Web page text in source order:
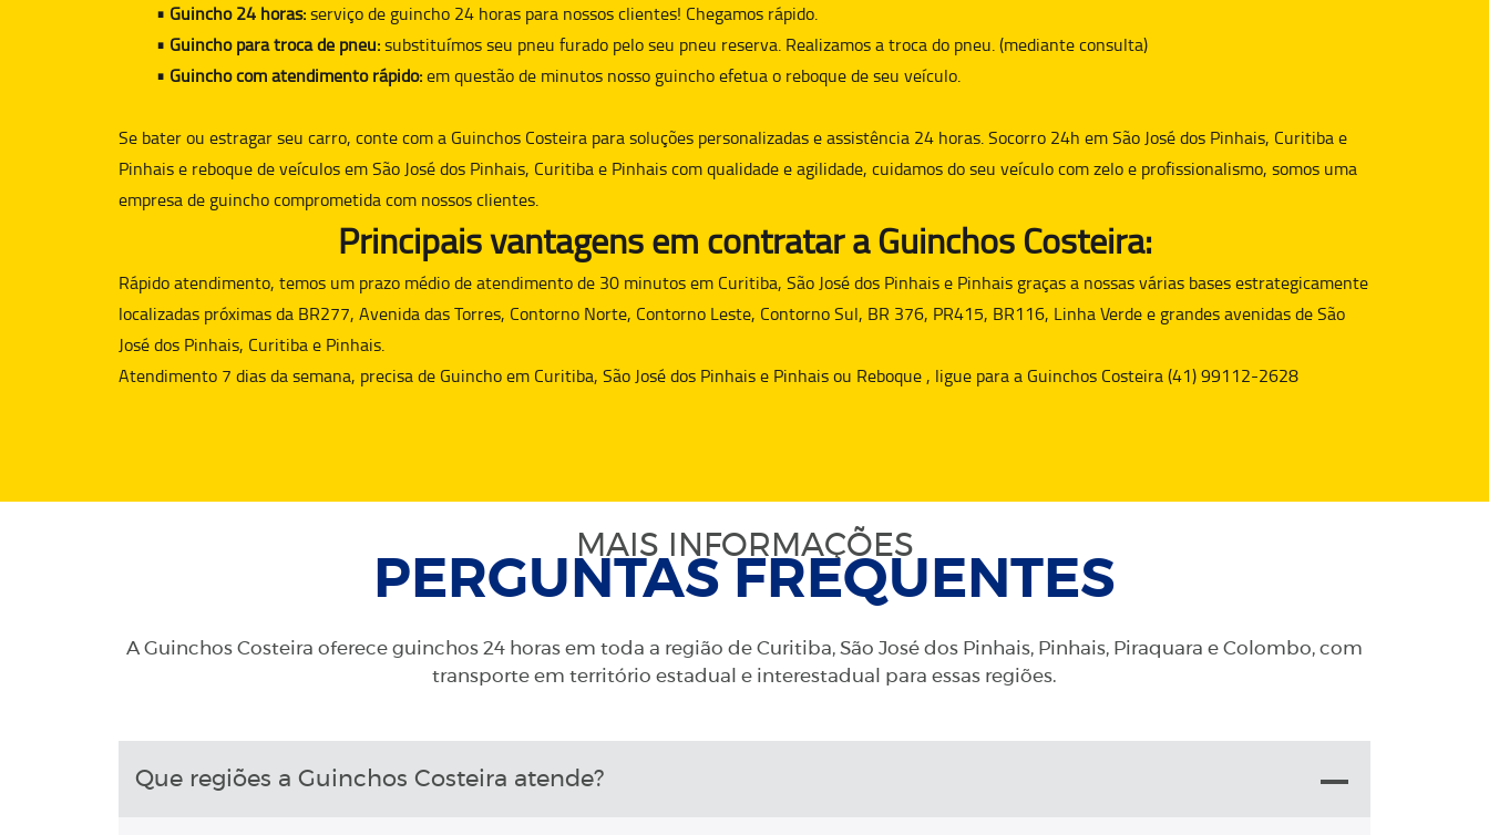
• Guincho 24 horas:serviço de guincho 24 horas para nossos clientes! Chegamos rápido.
• Guincho para troca de pneu:substituímos seu pneu furado pelo seu pneu reserva. Realizamos a troca do pneu. (mediante consulta)
• Guincho com atendimento rápido:em questão de minutos nosso guincho efetua o reboque de seu veículo.
Se bater ou estragar seu carro, conte com a Guinchos Costeira para soluções personalizadas e assistência 24 horas. Socorro 24h em São José dos Pinhais, Curitiba e
Pinhais e reboque de veículos em São José dos Pinhais, Curitiba e Pinhais com qualidade e agilidade, cuidamos do seu veículo com zelo e profissionalismo, somos uma
empresa de guincho comprometida com nossos clientes.
Principais vantagens em contratar a Guinchos Costeira:
Rápido atendimento, temos um prazo médio de atendimento de 30 minutos em Curitiba, São José dos Pinhais e Pinhais graças a nossas várias bases estrategicamente
localizadas próximas da BR277, Avenida das Torres, Contorno Norte, Contorno Leste, Contorno Sul, BR 376, PR415, BR116, Linha Verde e grandes avenidas de São
José dos Pinhais, Curitiba e Pinhais.
Atendimento 7 dias da semana, precisa de Guinchoem Curitiba, São José dos Pinhais e Pinhais ou Reboque , ligue para a Guinchos Costeira (41) 99112-2628
MAIS INFORMAÇÕES
PERGUNTAS FREQUENTES
A Guinchos Costeira oferece guinchos 24 horas em toda a região de Curitiba, São José dos Pinhais, Pinhais, Piraquara e Colombo, com
transporte em território estadual e interestadual para essas regiões.
Que regiões a Guinchos Costeira atende?